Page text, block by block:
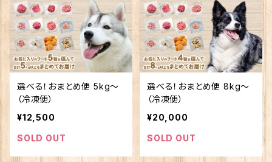
選べる！おまとめ便 5kg〜
（冷凍便）
¥12,500
SOLD OUT
選べる！おまとめ便 8kg〜
（冷凍便）
¥20,000
SOLD OUT